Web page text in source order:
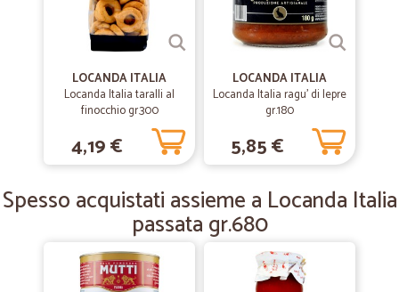
consegna velocissima molto professionali
consegna velocissima molto professionali
—Antonio M.
Veloci e precisi
Nulla da ridire sanno fare bene il loro lavoro
—Cinzia R.
Velocissimi nella spedizione ed…
Velocissimi nella spedizione ed imballaggio super curato!
LOCANDA ITALIA
Locanda Italia taralli al
finocchio gr.300
4,19 €
LOCANDA ITALIA
Locanda Italia ragu' di lepre
gr.180
5,85 €
Spesso acquistati assieme a Locanda Italia
passata gr.680